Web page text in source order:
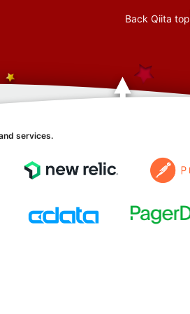
Back Qiita top
services.